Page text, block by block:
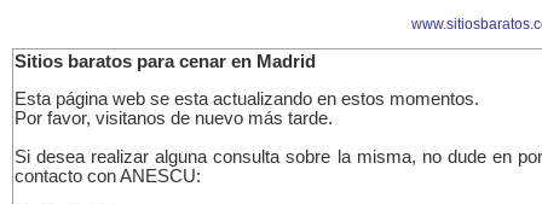
Sitios baratos para cenar en Madrid
Esta página web se esta actualizando en estos momentos.
Por favor, visitanos de nuevo más tarde.
Si desea realizar alguna consulta sobre la misma, no dude en
contacto con ANESCU: